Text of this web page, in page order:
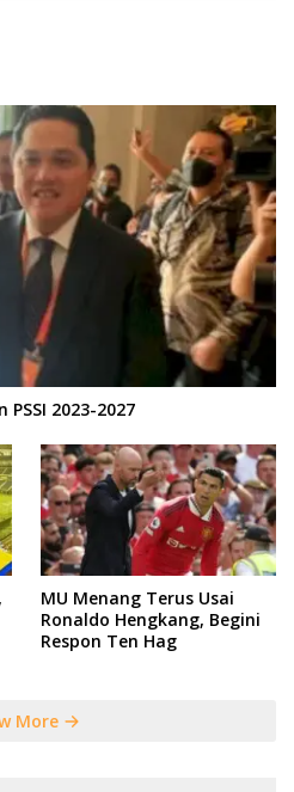
2023-2027
MU Menang Terus Usai
Ronaldo Hengkang, Begini
Respon Ten Hag
More